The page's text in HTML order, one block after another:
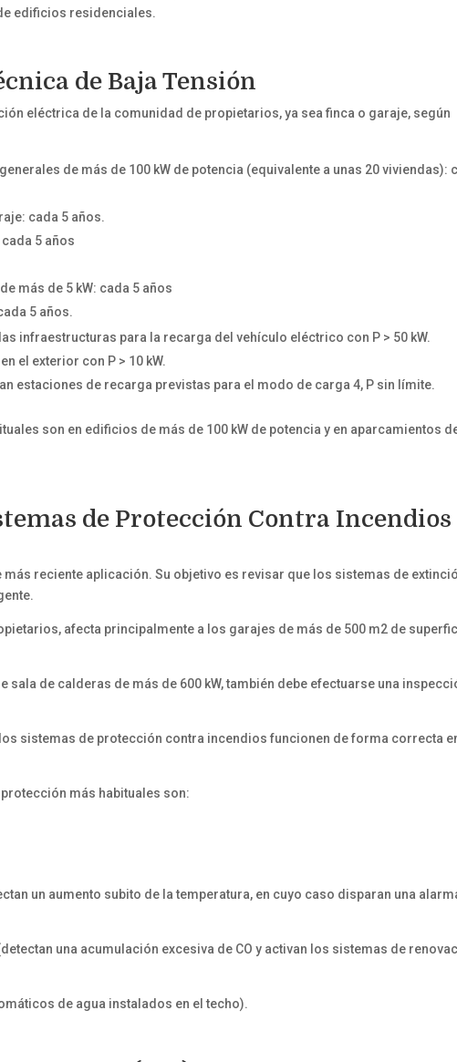
edificios residenciales.
de Baja Tensión
eléctrica de la comunidad de propietarios, ya sea finca o garaje, según
de más de 100 kW de potencia (equivalente a unas 20 viviendas):
cada 5 años.
5 años
más de 5 kW: cada 5 años
5 años.
infraestructuras para la recarga del vehículo eléctrico con P > 50 kW.
el exterior con P > 10 kW.
estaciones de recarga previstas para el modo de carga 4, P sin límite.
son en edificios de más de 100 kW de potencia y en aparcamientos
de Protección Contra Incendios
más reciente aplicación. Su objetivo es revisar que los sistemas de
afecta principalmente a los garajes de más de 500 m2 de
sala de calderas de más de 600 kW, también debe efectuarse una
sistemas de protección contra incendios funcionen de forma correcta
más habituales son:
un aumento subito de la temperatura, en cuyo caso disparan una
una acumulación excesiva de CO y activan los sistemas de
de agua instalados en el techo).